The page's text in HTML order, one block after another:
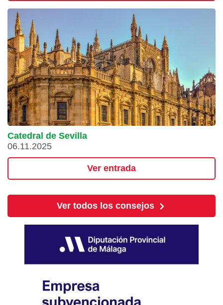
Catedral de Sevilla
06.11.2025
Ver entrada
Ver todos los consejos